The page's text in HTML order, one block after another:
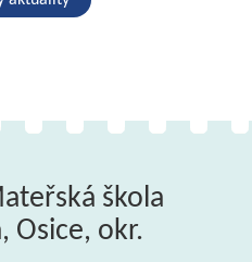
škola
Osice, okr.